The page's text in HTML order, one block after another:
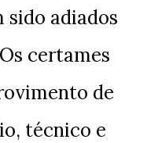
sido adiados
certames
de
técnico e